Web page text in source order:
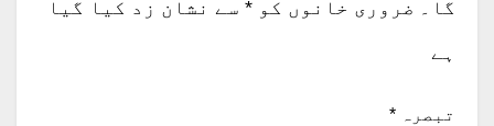
گا۔ ضروری خانوں کو* سے نشان زد کیا گیا
ہے
تبصرہ